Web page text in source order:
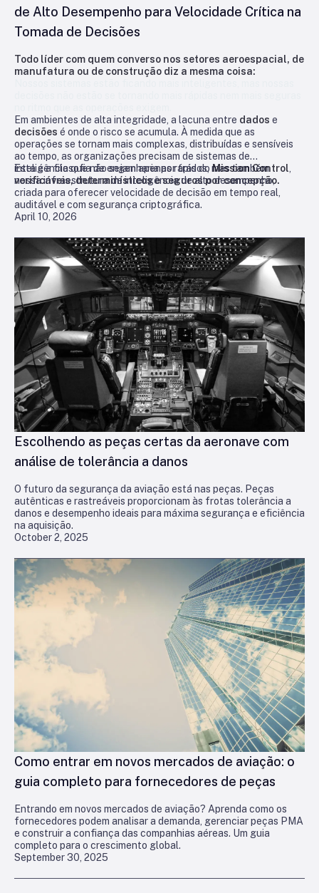
April 10, 2026
de Alto Desempenho para Velocidade Crítica na
Tomada de Decisões
Todo líder com quem converso nos setores aeroespacial, de
manufatura ou de construção diz a mesma coisa:
Em ambientes de alta integridade, a lacuna entre dados e
decisões é onde o risco se acumula. À medida que as
operações se tornam mais complexas, distribuídas e sensíveis
ao tempo, as organizações precisam de sistemas de
inteligência que não sejam apenas rápidos, mas também
verificáveis, determinísticos e seguros por concepção.
Esta é a filosofia de engenharia por trás doMission Control
nossa infraestrutura de inteligência de alto desempenho,
criada para oferecer velocidade de decisão em tempo real,
auditável e com segurança criptográfica.
October 2, 2025
Escolhendo as peças certas da aeronave com
análise de tolerância a danos
O futuro da segurança da aviação está nas peças. Peças
autênticas e rastreáveis proporcionam às frotas tolerância a
danos e desempenho ideais para máxima segurança e eficiência
na aquisição.
September 30, 2025
Como entrar em novos mercados de aviação: o
guia completo para fornecedores de peças
Entrando em novos mercados de aviação? Aprenda como os
fornecedores podem analisar a demanda, gerenciar peças PMA
e construir a confiança das companhias aéreas. Um guia
completo para o crescimento global.